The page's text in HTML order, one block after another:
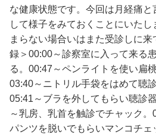
な健康状態です。今回は月経痛
して様子をみておくことにいた
まらない場合いはまた受診しに
録＞00:00～診察室に入って来る
る。00:47～ペンライトを使い扁
03:40～ニトリル手袋をはめて聴
05:41～ブラを外してもらい聴診
～乳房、乳首を触診でチャック。
パンツを脱いでもらいマンコチェ